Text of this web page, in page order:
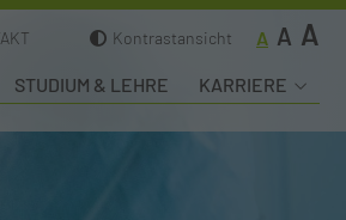
Kontrastansicht A A A
STUDIUM & LEHRE KARRIERE